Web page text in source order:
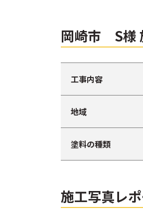
岡崎市 S様
工事内容
地域
塗料の種類
施工写真レ